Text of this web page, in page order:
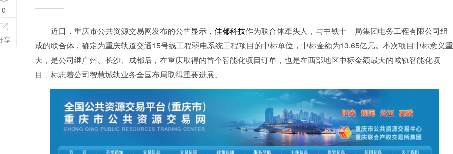
近日，重庆市公共资源交易网发布的公告显示， 佳都科技作为联合体牵头人，与中铁十一局集团电务工程有限公司组
成的联合体，确定为重庆轨道交通15号线工程弱电系统工程项目的中标单位，中标金额为13.65亿元。本次项目中标意义重
大，是公司继广州、长沙、成都后，在重庆取得的首个智能化项目订单，也是在西部地区中标金额最大的城轨智能化项
目，标志着公司智慧城轨业务全国布局取得重要进展。
0
享